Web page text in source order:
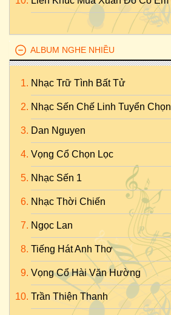
ALBUM NGHE NHIỀU
Nhạc Trữ Tình Bất Tử
Nhạc Sến Chế Linh Tuyển Chọn
Dan Nguyen
Vọng Cổ Chọn Lọc
Nhạc Sến 1
Nhạc Thời Chiến
Ngọc Lan
Tiếng Hát Anh Thơ
Vọng Cổ Hài Văn Hường
Trần Thiện Thanh